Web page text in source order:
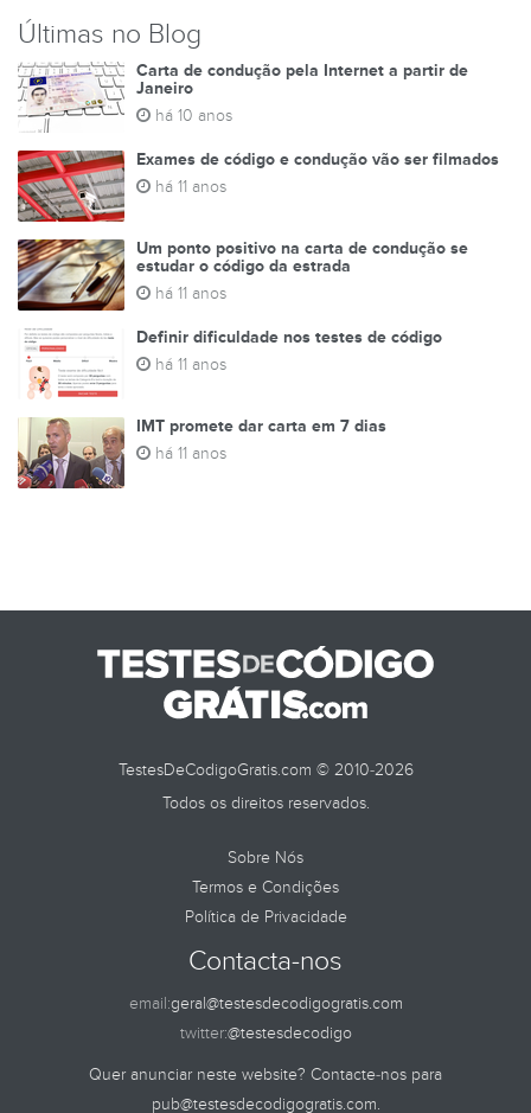
Últimas no Blog
Carta de condução pela Internet a partir de
Janeiro
há 10 anos
Exames de código e condução vão ser filmados
há 11 anos
Um ponto positivo na carta de condução se
estudar o código da estrada
há 11 anos
Definir dificuldade nos testes de código
há 11 anos
IMT promete dar carta em 7 dias
há 11 anos
TestesDeCodigoGratis.com © 2010-2026
Todos os direitos reservados.
Sobre Nós
Termos e Condições
Política de Privacidade
Contacta-nos
email:geral@testesdecodigogratis.com
twitter:@testesdecodigo
Quer anunciar neste website? Contacte-nos para
pub@testesdecodigogratis.com.